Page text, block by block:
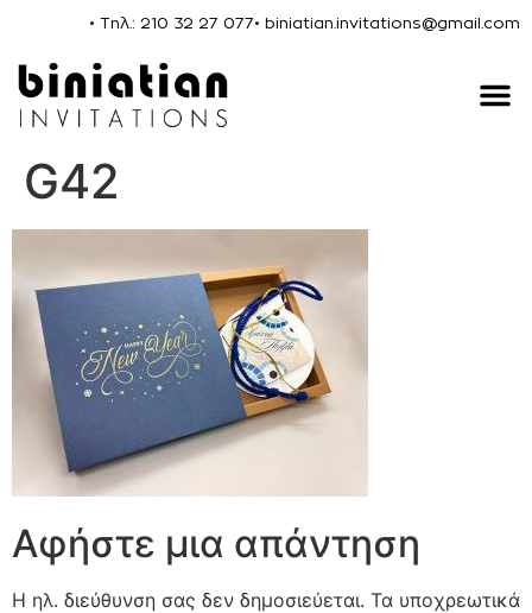
• Τηλ.: 210 32 27 077• biniatian.invitations@gmail.com
G42
Αφήστε μια απάντηση
Η ηλ. διεύθυνση σας δεν δημοσιεύεται. Τα υποχρεωτικά